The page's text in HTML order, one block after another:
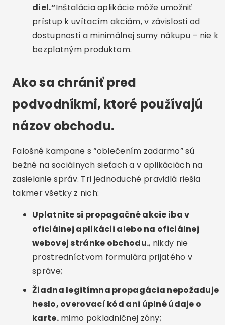
diel.”Inštalácia aplikácie môže umožniť
prístup k uvítacím akciám, v závislosti od
dostupnosti a minimálnej sumy nákupu – nie k
bezplatným produktom.
Ako sa chrániť pred
podvodníkmi, ktoré používajú
názov obchodu.
Falošné kampane s “oblečením zadarmo” sú
bežné na sociálnych sieťach a v aplikáciách na
zasielanie správ. Tri jednoduché pravidlá riešia
takmer všetky z nich:
Uplatnite si propagačné akcie iba v
oficiálnej aplikácii alebo na oficiálnej
webovej stránke obchodu., nikdy nie
prostredníctvom formulára prijatého v
správe;
Žiadna legitímna propagácia nepožaduje
heslo, overovací kód ani úplné údaje o
karte.mimo pokladničnej zóny;